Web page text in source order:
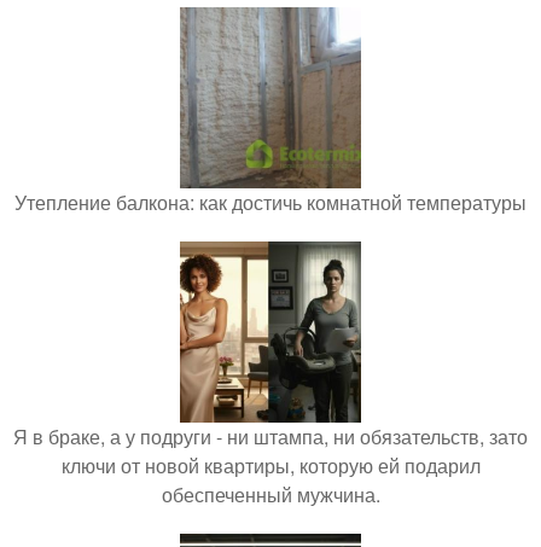
Утепление балкона: как достичь комнатной температуры
Я в браке, а у подруги - ни штампа, ни обязательств, зато
ключи от новой квартиры, которую ей подарил
обеспеченный мужчина.